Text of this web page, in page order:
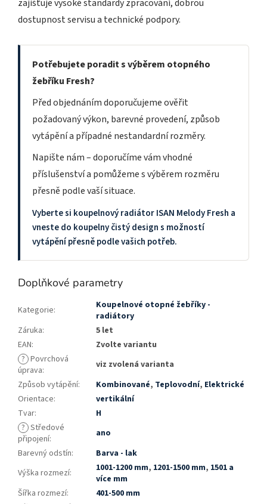
zajišťuje vysoké standardy zpracování, dobrou
dostupnost servisu a technické podpory.
Potřebujete poradit s výběrem otopného
žebříku Fresh?
Před objednáním doporučujeme ověřit
požadovaný výkon, barevné provedení, způsob
vytápění a případné nestandardní rozměry.
Napište nám – doporučíme vám vhodné
příslušenství a pomůžeme s výběrem rozměru
přesně podle vaší situace.
Vyberte si koupelnový radiátor ISAN Melody Fresh a
vneste do koupelny čistý design s možností
vytápění přesně podle vašich potřeb.
Doplňkové parametry
Kategorie:
Koupelnové otopné žebříky -
radiátory
Záruka:
5 let
EAN:
Zvolte variantu
? Povrchová
úprava:
viz zvolená varianta
Způsob vytápění: Kombinované, Teplovodní, Elektrické
Orientace:
vertikální
Tvar:
H
? Středové
připojení:
ano
Barevný odstín:
Barva - lak
Výška rozmezí: 1001-1200 mm, 1201-1500 mm, 1501 a
více mm
Šířka rozmezí:
401-500 mm